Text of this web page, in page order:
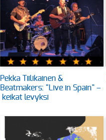
Pekka Tiilikainen &
Beatmakers: "Live in Spain" –
keikat levyksi